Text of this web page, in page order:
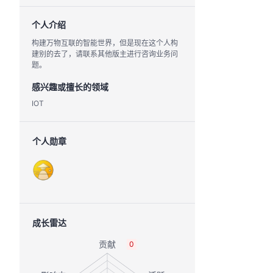
个人介绍
构建万物互联的智能世界，但是现在这个人构
建别的去了，请联系其他版主进行咨询业务问
题。
感兴趣或擅长的领域
IOT
个人勋章
成长雷达
0